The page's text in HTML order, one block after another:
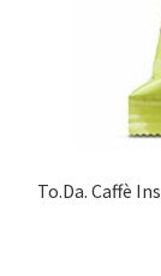
To.Da. Caffè